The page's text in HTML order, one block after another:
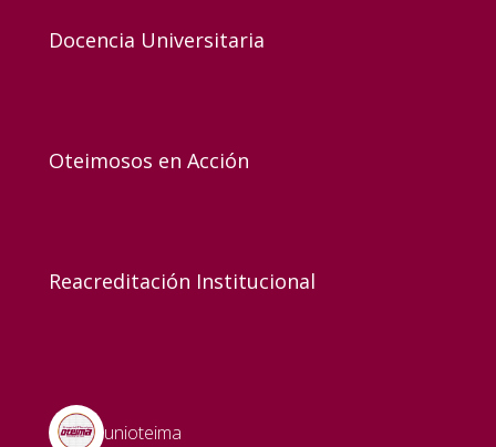
Docencia Universitaria
Oteimosos en Acción
Reacreditación Institucional
unioteima